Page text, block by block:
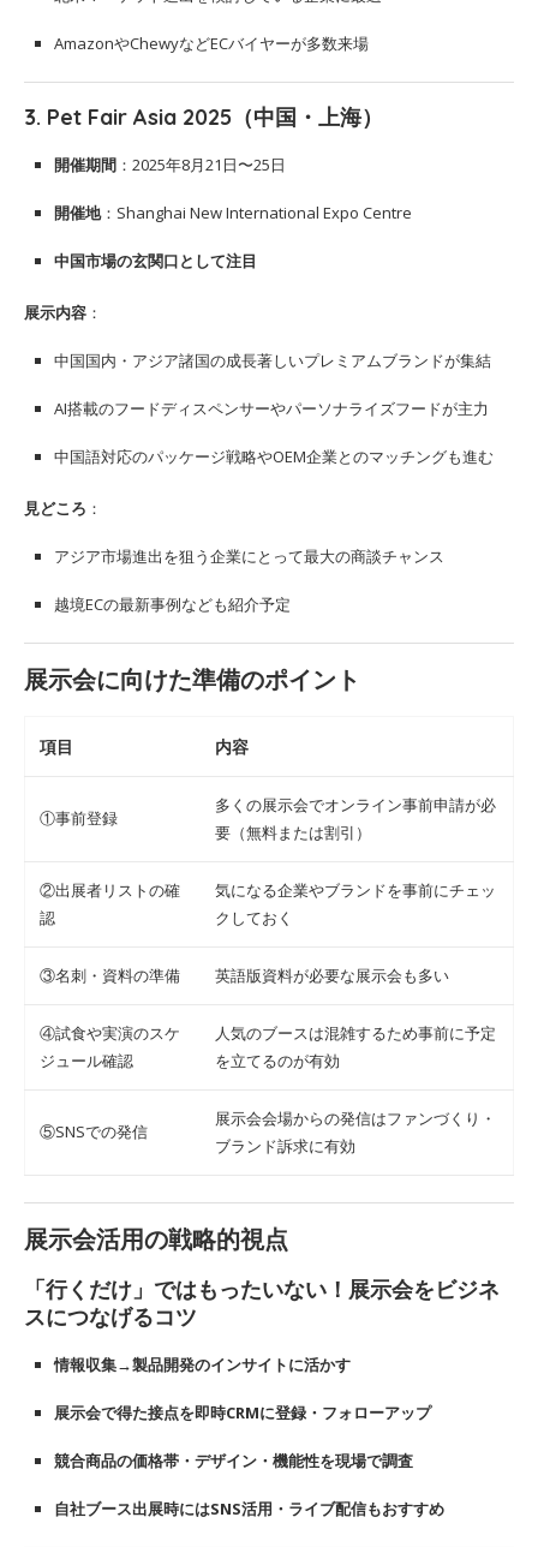
AmazonやChewyなどECバイヤーが多数来場
3. Pet Fair Asia 2025（中国・上海）
開催期間 ：2025年8月21日〜25日
開催地：Shanghai New International Expo Centre
中国市場の玄関口として注目
展示内容 ：
中国国内・アジア諸国の成長著しいプレミアムブランドが集結
AI搭載のフードディスペンサーやパーソナライズフードが主力
中国語対応のパッケージ戦略やOEM企業とのマッチングも進む
見どころ ：
アジア市場進出を狙う企業にとって最大の商談チャンス
越境ECの最新事例なども紹介予定
展示会に向けた準備のポイント
項目 内容
①事前登録
多くの展示会でオンライン事前申請が必
要（無料または割引）
②出展者リストの確
認
気になる企業やブランドを事前にチェッ
クしておく
③名刺・資料の準備 英語版資料が必要な展示会も多い
④試食や実演のスケ
ジュール確認
人気のブースは混雑するため事前に予定
を立てるのが有効
⑤SNSでの発信
展示会会場からの発信はファンづくり・
ブランド訴求に有効
展示会活用の戦略的視点
「行くだけ」ではもったいない！展示会をビジネ
スにつなげるコツ
情報収集→製品開発のインサイトに活かす
展示会で得た接点を即時CRMに登録・フォローアップ
競合商品の価格帯・デザイン・機能性を現場で調査
自社ブース出展時にはSNS活用・ライブ配信もおすすめ